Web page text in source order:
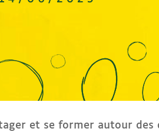
et se former autour des